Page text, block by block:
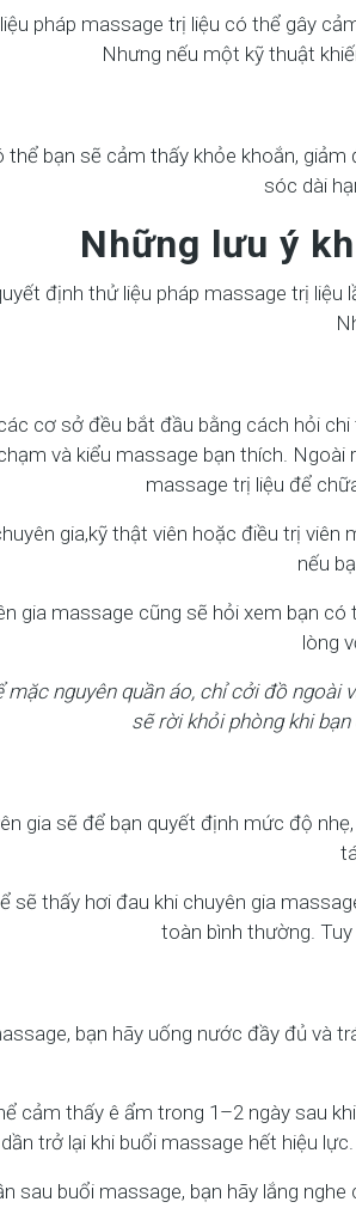
pháp massage trị liệu có thể gây
Nhưng nếu một kỹ thuật
thể bạn sẽ cảm thấy khỏe khoắn,
sóc dài
Những lưu ý
định thử liệu pháp massage trị
cơ sở đều bắt đầu bằng cách hỏi
và kiểu massage bạn thích.
massage trị liệu để
gia,kỹ thật viên hoặc điều trị viên
nếu
gia massage cũng sẽ hỏi xem bạn
lòng
mặc nguyên quần áo, chỉ cởi đồ
sẽ rời khỏi phòng khi
gia sẽ để bạn quyết định mức độ
sẽ thấy hơi đau khi chuyên gia
toàn bình thường.
bạn hãy uống nước đầy đủ và
cảm thấy ê ẩm trong 1–2 ngày sau
trở lại khi buổi massage hết hiệu
sau buổi massage, bạn hãy lắng